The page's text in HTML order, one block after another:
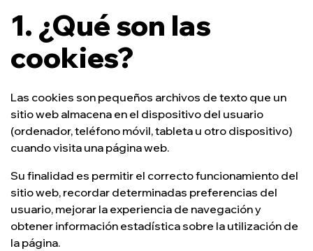
1. ¿Qué son las
cookies?
Las cookies son pequeños archivos de texto que un
sitio web almacena en el dispositivo del usuario
(ordenador, teléfono móvil, tableta u otro dispositivo)
cuando visita una página web.
Su finalidad es permitir el correcto funcionamiento del
sitio web, recordar determinadas preferencias del
usuario, mejorar la experiencia de navegación y
obtener información estadística sobre la utilización de
la página.